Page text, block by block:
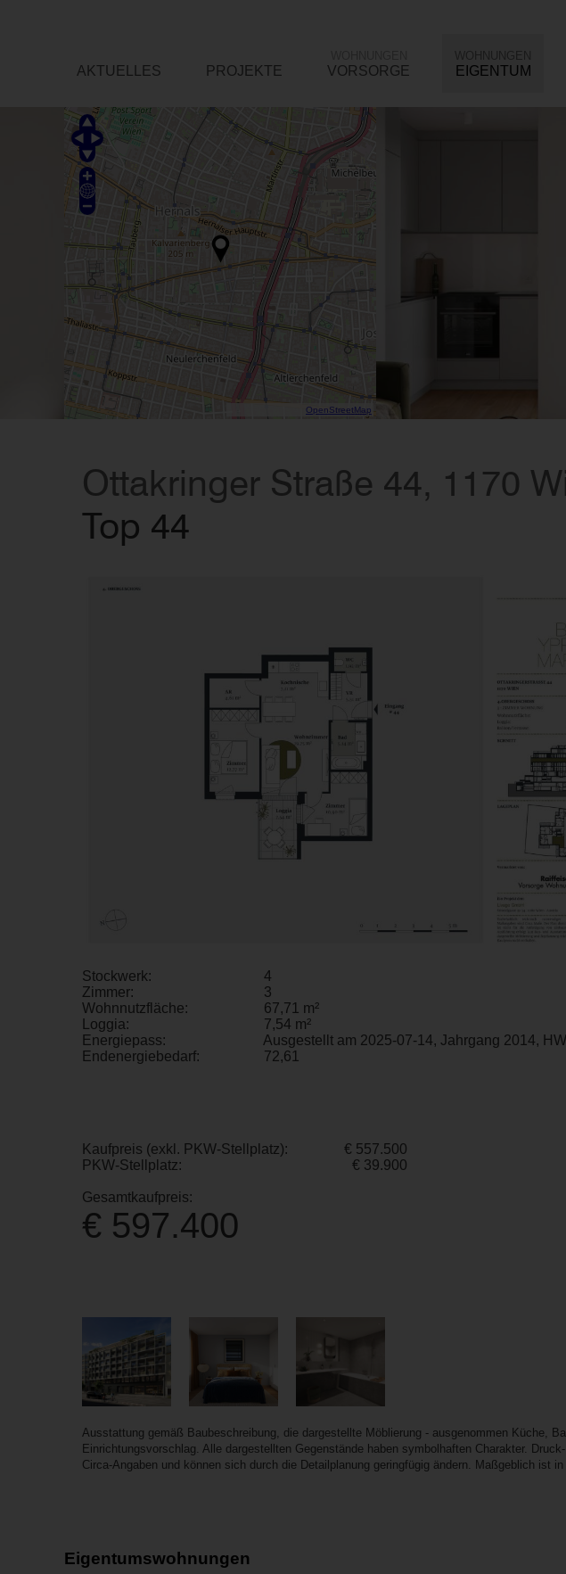
AKTUELLES PROJEKTE VORSORGE EIGENTUM
OpenStreetMap
Ottakringer Straße 44, 1170
Top 44
Stockwerk:
4
Zimmer:
3
Wohnnutzfläche:
67,71 m²
Loggia:
7,54 m²
Energiepass:
Ausgestellt am 2025-07-14, Jahrgang 2014,
Endenergiebedarf:
72,61
Kaufpreis (exkl. PKW-Stellplatz):
€ 557.500
PKW-Stellplatz:
€ 39.900
Gesamtkaufpreis:
€ 597.400
Ausstattung gemäß Baubeschreibung, die dargestellte Möblierung - ausgenommen Küche,
Einrichtungsvorschlag. Alle dargestellten Gegenstände haben symbolhaften Charakter.
Circa-Angaben und können sich durch die Detailplanung geringfügig ändern. Maßgeblich ist
Eigentumswohnungen